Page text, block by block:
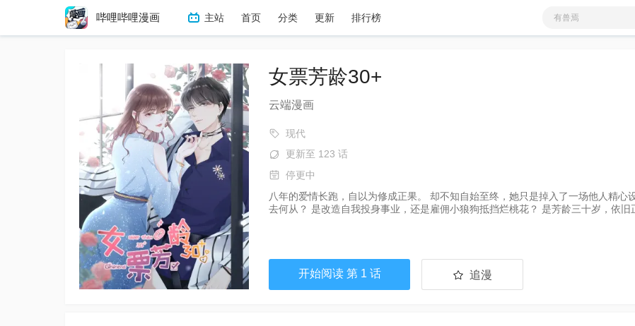
女票芳龄30+
云端漫画
现代
更新至 123 话
停更中
八年的爱情长跑，自以为修成正果。 却不知自始至终，她只是掉入了一场他人精
去何从？ 是改造自我投身事业，还是雇佣小狼狗抵挡烂桃花？ 是芳龄三十岁，依旧
开始阅读 第 1 话
追漫
已追
哔哩哔哩漫画 主站 首页 分类 更新 排行榜
有兽焉
铜雀锁金钗